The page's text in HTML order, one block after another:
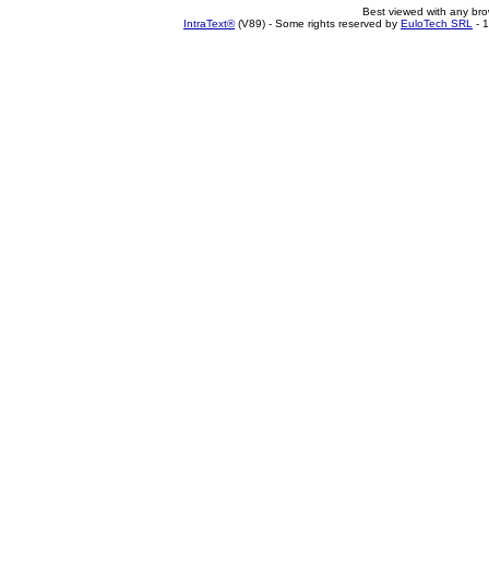
Best viewed with any
IntraText®(V89) - Some rights reserved by EuloTech SRL -